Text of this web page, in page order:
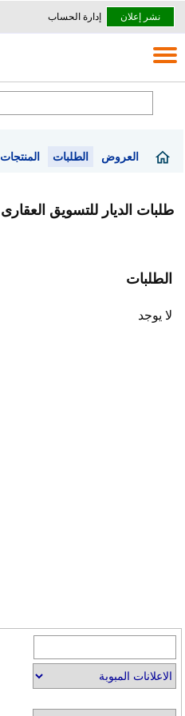
نشر إعلان إدارة الحساب
العروض الطلبات المنتجات
طلبات الديار للتسويق العقارى
الطلبات
لا يوجد